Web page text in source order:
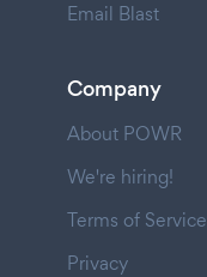
Email Blast
Company
About POWR
We're hiring!
Terms of Service
Privacy